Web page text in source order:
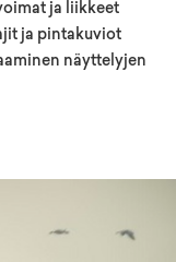
ja liikkeet
ja pintakuviot
näyttelyjen